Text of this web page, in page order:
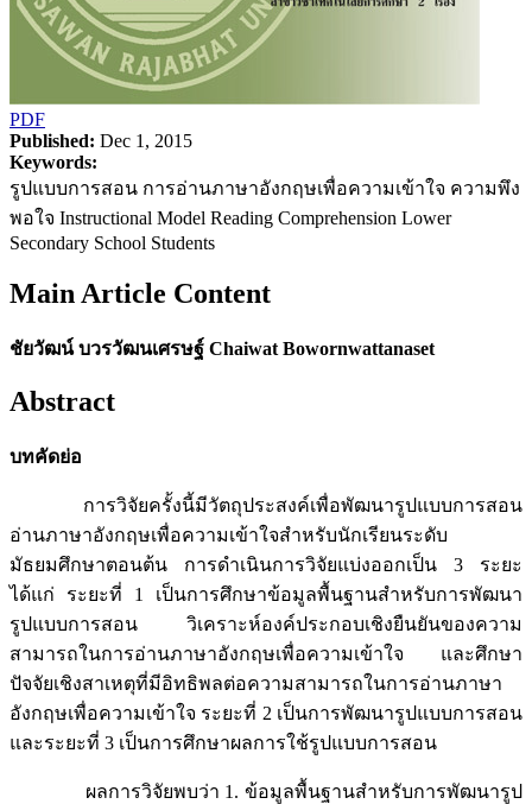
PDF
Published: Dec 1, 2015
Keywords:
รูปแบบการสอน การอ่านภาษาอังกฤษเพื่อความเข้าใจ ความพึง
พอใจ Instructional Model Reading Comprehension Lower
Secondary School Students
Main Article Content
ชัยวัฒน์ บวรวัฒนเศรษฐ์ Chaiwat Bowornwattanaset
Abstract
บทคัดย่อ
การวิจัยครั้งนี้มีวัตถุประสงค์เพื่อพัฒนารูปแบบการสอน
อ่านภาษาอังกฤษเพื่อความเข้าใจสำหรับนักเรียนระดับ
มัธยมศึกษาตอนต้น การดำเนินการวิจัยแบ่งออกเป็น 3 ระยะ
ได้แก่ ระยะที่ 1 เป็นการศึกษาข้อมูลพื้นฐานสำหรับการพัฒนา
รูปแบบการสอน วิเคราะห์องค์ประกอบเชิงยืนยันของความ
สามารถในการอ่านภาษาอังกฤษเพื่อความเข้าใจ และศึกษา
ปัจจัยเชิงสาเหตุที่มีอิทธิพลต่อความสามารถในการอ่านภาษา
อังกฤษเพื่อความเข้าใจ ระยะที่ 2 เป็นการพัฒนารูปแบบการสอน
และระยะที่ 3 เป็นการศึกษาผลการใช้รูปแบบการสอน
ผลการวิจัยพบว่า 1. ข้อมูลพื้นฐานสำหรับการพัฒนารูป